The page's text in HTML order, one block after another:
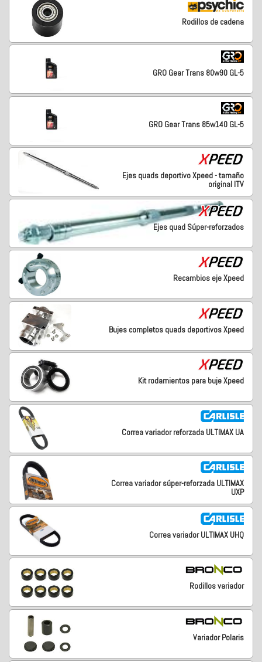
Rodillos de cadena
GRO Gear Trans 80w90 GL-5
GRO Gear Trans 85w140 GL-5
Ejes quads deportivo Xpeed - tamaño
original ITV
Ejes quad Súper-reforzados
Recambios eje Xpeed
Bujes completos quads deportivos Xpeed
Kit rodamientos para buje Xpeed
Correa variador reforzada ULTIMAX UA
Correa variador súper-reforzada ULTIMAX
UXP
Correa variador ULTIMAX UHQ
Rodillos variador
Variador Polaris